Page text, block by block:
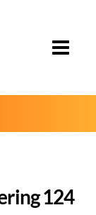
124